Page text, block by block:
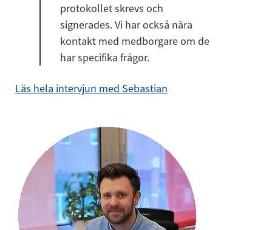
protokollet skrevs och
signerades. Vi har också nära
kontakt med medborgare om de
har specifika frågor.
Läs hela intervjun med Sebastian